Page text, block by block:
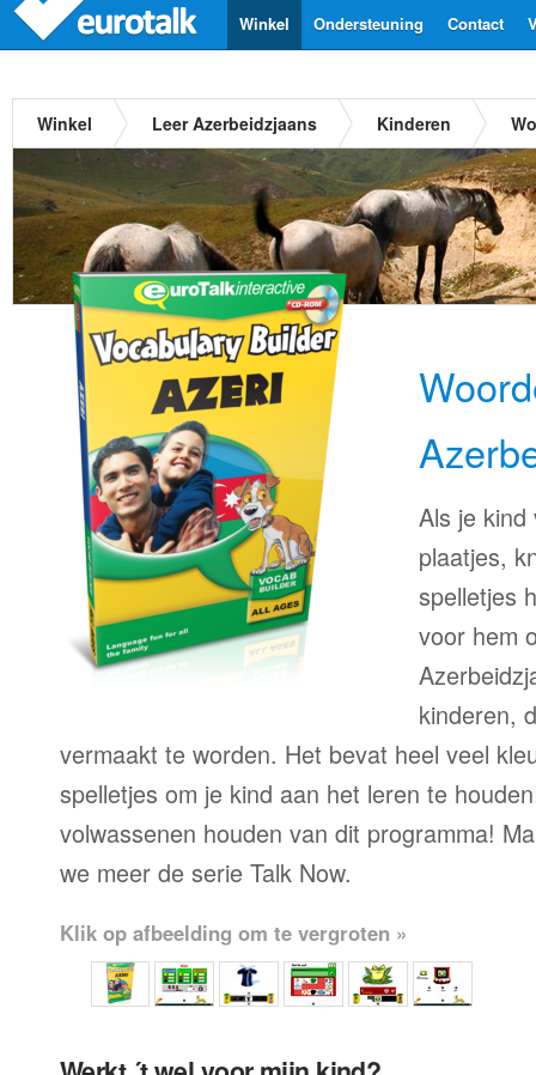
Contact
Ondersteuning
Winkel
Winkel Leer Azerbeidzjaans Kinderen
Als je kind
plaatjes,
spelletjes
voor hem
kinderen,
vermaakt te worden. Het bevat heel veel
spelletjes om je kind aan het leren te
volwassenen houden van dit programma!
we meer de serie Talk Now.
Klik op afbeelding om te vergroten »